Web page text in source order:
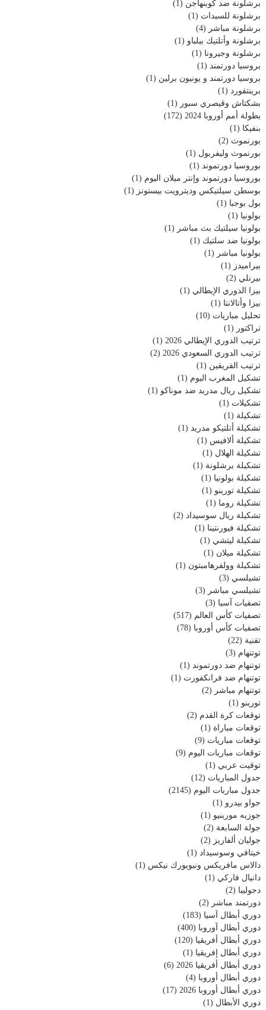
برشلونة ضد كوبنهاجن (1)
برشلونة للسيدات (1)
برشلونة مباشر (4)
برشلونة وأتلتيك بيلباو (1)
برشلونة وجيرونا (1)
بروسيا دورتمند (1)
بروسيا دورتمند و يونيون برلين (1)
برينتفورد (1)
بشكتاش وقيصري سبور (1)
بطولة أمم أوروبا 2024
(172)
بنفيكا (1)
بورنموث (2)
بورنموث وليفربول (1)
بوروسيا دورتموند (1)
بوروسيا دورتموند وإنتر ميلان اليوم (1)
بوسطن سيلتيكس وديترويت بيستونز (1)
بول بوجبا (1)
بولونيا (1)
بولونيا سيلتيك بث مباشر (1)
بولونيا ضد سلتيك (1)
بولونيا مباشر (1)
بيراميدز (1)
بيرنلي (2)
بيزا الدوري الإيطالي (1)
بيزا وأتالانتا (1)
تحليل مباريات (10)
تراكتور (1)
ترتيب الدوري الإيطالي 2026
(1)
ترتيب الدوري السعودي 2026
(2)
ترتيب الفريقين (1)
تشكيل المغرب اليوم (1)
تشكيل ريال مدريد ضد موناكو (1)
تشكيلات (1)
تشكيلة (1)
تشكيلة أتلتيكو مدريد (1)
تشكيلة ألافيس (1)
تشكيلة الهلال (1)
تشكيلة برشلونة (1)
تشكيلة بولونيا (1)
تشكيلة تورينو (1)
تشكيلة روما (1)
تشكيلة ريال سوسيداد (2)
تشكيلة فيورنتينا (1)
تشكيلة ليتشي (1)
تشكيلة ميلان (1)
تشكيلة وولفرهامبتون (1)
تشيلسي (3)
تشيلسي مباشر (3)
تصفيات آسيا (3)
تصفيات كأس العالم (517)
تصفيات كأس أوروبا (78)
تقنية (22)
توتنهام (3)
توتنهام ضد دورتموند (1)
توتنهام ضد فرانكفورت (1)
توتنهام مباشر (2)
تورينو (1)
توقعات كرة القدم (2)
توقعات مباراة (1)
توقعات مباريات (9)
توقعات مباريات اليوم (9)
توقيت عربي (1)
جدول المباريات (12)
جدول مباريات اليوم (2145)
جواو بيدرو (1)
جوزيه مورينيو (1)
جولة السابعة (2)
جوليان ألفاريز (2)
خيتافي وسوسيداد (1)
دالاس مافريكس ونيويورك نيكس (1)
دانيال فاركي (1)
دجوليبا (2)
دورتمند مباشر (2)
دوري أبطال آسيا (183)
دوري أبطال آوروبا (400)
دوري أبطال أفريقيا (120)
دوري أبطال إفريقيا (1)
دوري أبطال أفريقيا 2026
(6)
دوري أبطال أوروبا (4)
دوري أبطال أوروبا 2026
(17)
دوري الأبطال (1)